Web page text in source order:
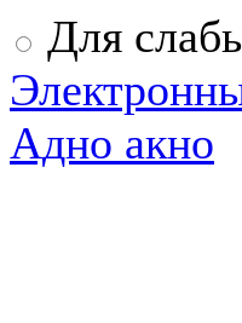
Для
Адно акно